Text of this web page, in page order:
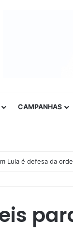
CAMPANHAS
Lula é defesa da